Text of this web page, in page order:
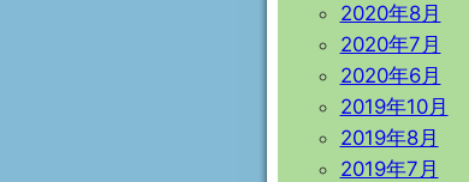
2020年8月
2020年7月
2020年6月
2019年10月
2019年8月
2019年7月